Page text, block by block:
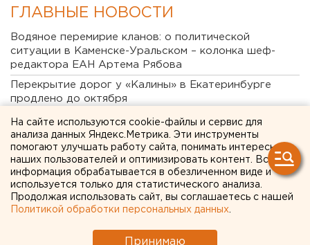
ГЛАВНЫЕ НОВОСТИ
Водяное перемирие кланов: о политической
ситуации в Каменске-Уральском – колонка шеф-
редактора ЕАН Артема Рябова
Перекрытие дорог у «Калины» в Екатеринбурге
продлено до октября
«Люди скорее останутся дома»: свердловские
политологи - о явке на выборах в Госдуму
Почему украинские БПЛА атакуют УрФО по утрам
«Основа уюта сотен тысяч домов»: на
екатеринбургском Заводе керамических изделий
наградили лучших сотрудников
в Екатеринбурге
На сайте используются cookie-файлы и сервис для
анализа данных Яндекс.Метрика. Эти инструменты
помогают улучшать работу сайта, понимать интересы
наших пользователей и оптимизировать контент. Вся
информация обрабатывается в обезличенном виде и
используется только для статистического анализа.
Продолжая использовать сайт, вы соглашаетесь с нашей
Политикой обработки персональных данных
Принимаю